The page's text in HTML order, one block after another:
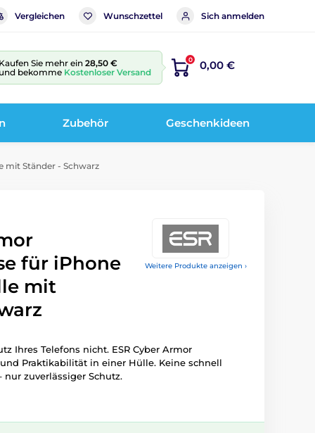
Vergleichen Wunschzettel Sich anmelden
Kaufen Sie mehr ein 28,50 €
und bekomme Kostenloser Versand
0 0,00 €
Zubehör Geschenkideen
mit Ständer - Schwarz
Weitere Produkte anzeigen ›
für iPhone
mit
Ihres Telefons nicht. ESR Cyber Armor
Praktikabilität in einer Hülle. Keine schnell
zuverlässiger Schutz.